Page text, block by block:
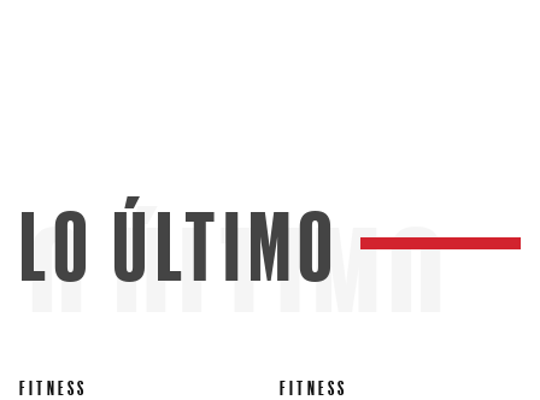
ÚLTIMO
LO ÚLTIMO
FITNESS FITNESS